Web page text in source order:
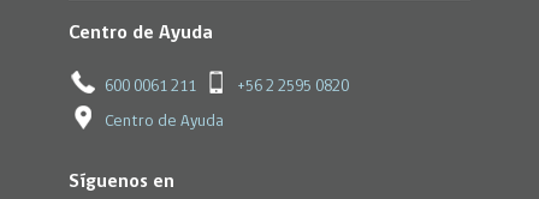
Centro de Ayuda
600 0061 211 +56 2 2595 0820
Centro de Ayuda
Síguenos en